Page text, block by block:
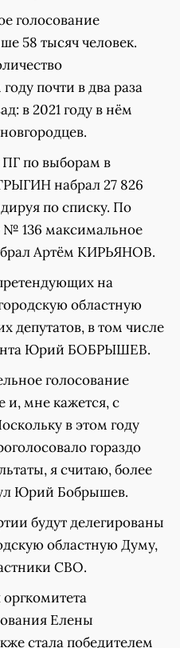
голосование
58 тысяч человек.
почти в два раза
в 2021 году в нём
по выборам в
набрал 27 826
по списку. По
№ 136 максимальное
Артём КИРЬЯНОВ.
на
областную
депутатов, в том числе
Юрий БОБРЫШЕВ.
голосование
мне кажется, с
в этом году
гораздо
я считаю, более
Юрий Бобрышев.
будут делегированы
областную Думу,
СВО.
Елены
стала победителем